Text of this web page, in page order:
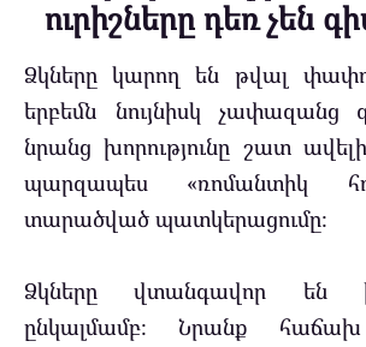
ուրիշները դեռ չեն
Ձկները կարող են թվալ
երբեմն նույնիսկ չափազանց
նրանց խորությունը շատ
պարզապես «ռոմանտիկ
տարածված պատկերացումը։
Ձկները վտանգավոր են
ընկալմամբ։ Նրանք